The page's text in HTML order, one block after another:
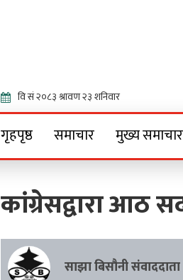
गृहपृष्ठ समाचार मुख्य समाचार
कांग्रेसद्वारा आठ
साझा बिसौनी संवाददाता